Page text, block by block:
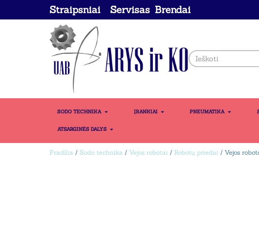
Straipsniai Servisas Brendai
SODO TECHNIKA ĮRANKIAI PNEUMATIKA
ATSARGINĖS DALYS
Pradžia / Sodo technika / Vejos robotai / Robotų priedai / Vejos